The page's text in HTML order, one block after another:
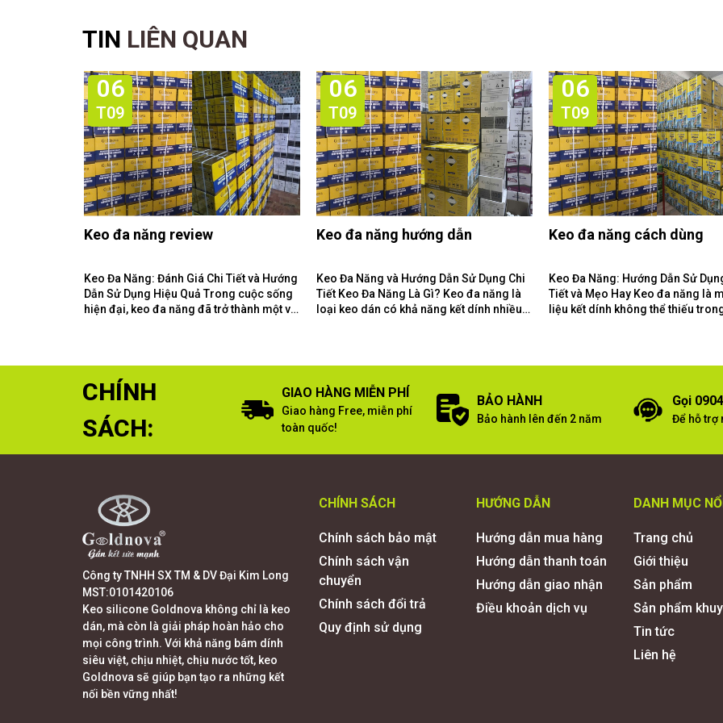
TIN LIÊN QUAN
06
T09
Keo đa năng review
Keo Đa Năng: Đánh Giá Chi Tiết và Hướng
Dẫn Sử Dụng Hiệu Quả Trong cuộc sống
hiện đại, keo đa năng đã trở thành một vật
06
T09
Keo đa năng hướng dẫn
Keo Đa Năng và Hướng Dẫn Sử Dụng Chi
Tiết Keo Đa Năng Là Gì? Keo đa năng là
loại keo dán có khả năng kết dính nhiều
06
T09
Keo đa năng cách dùng
Keo Đa Năng: Hướng Dẫn Sử
Tiết và Mẹo Hay Keo đa năng là một vật
liệu kết dính không thể thiếu
CHÍNH
SÁCH:
GIAO HÀNG MIỄN PHÍ
Giao hàng Free, miễn phí
toàn quốc!
BẢO HÀNH
Bảo hành lên đến 2 năm
Gọi
Để hỗ trợ
Công ty TNHH SX TM & DV Đại Kim Long
MST:0101420106
Keo silicone Goldnova không chỉ là keo
dán, mà còn là giải pháp hoàn hảo cho
mọi công trình. Với khả năng bám dính
siêu việt, chịu nhiệt, chịu nước tốt, keo
Goldnova sẽ giúp bạn tạo ra những kết
nối bền vững nhất!
CHÍNH SÁCH
Chính sách bảo mật
Chính sách vận
chuyển
Chính sách đổi trả
Quy định sử dụng
HƯỚNG DẪN
Hướng dẫn mua hàng
Hướng dẫn thanh toán
Hướng dẫn giao nhận
Điều khoản dịch vụ
DANH MỤC
Trang chủ
Giới thiệu
Sản phẩm
Sản phẩm
Tin tức
Liên hệ